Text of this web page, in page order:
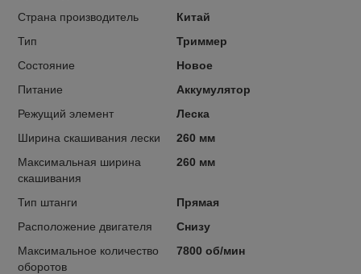
Страна производитель
Китай
Тип
Триммер
Состояние
Новое
Питание
Аккумулятор
Режущий элемент
Леска
Ширина скашивания лески
260 мм
Максимальная ширина
скашивания
260 мм
Тип штанги
Прямая
Расположение двигателя
Снизу
Максимальное количество
оборотов
7800 об/мин